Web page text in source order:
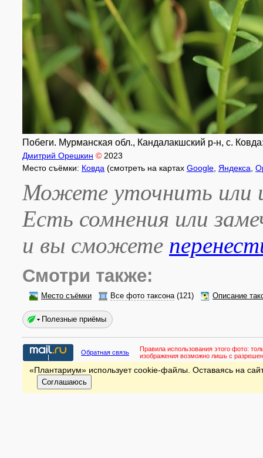
Побеги. Мурманская обл., Кандалакшский р-н, с.
Дмитрий Орешкин © 2023
Место съёмки: Ковда (смотреть на картах Google Яндекса
Можете уточнить или
Есть сомнения или
и вы сможете
Смотри также:
Место съёмки Все фото таксона(121) Описание
Полезные приёмы
Обратная связь Правила использования этого фото:
изображения возможно лишь с
«Плантариум» использует cookie-файлы. Оставаясь на
Соглашаюсь